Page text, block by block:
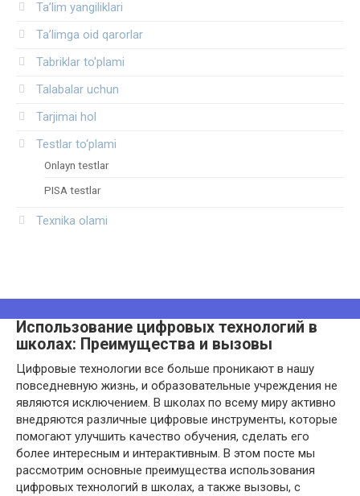
Ta’lim yangiliklari
Ta’limga oid qarorlar
Tabriklar to'plami
Talabalar uchun
Tarjimai hol
Testlar to‘plami
Onlayn testlar
PISA testlar
Texnika olami
Использование цифровых технологий в
школах: Преимущества и вызовы
Цифровые технологии все больше проникают в нашу
повседневную жизнь, и образовательные учреждения не
являются исключением. В школах по всему миру активно
внедряются различные цифровые инструменты, которые
помогают улучшить качество обучения, сделать его
более интересным и интерактивным. В этом посте мы
рассмотрим основные преимущества использования
цифровых технологий в школах, а также вызовы, с